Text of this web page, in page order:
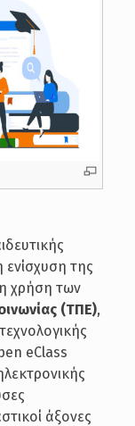
της
χρήση των
(ΤΠΕ),
eClass
άξονες